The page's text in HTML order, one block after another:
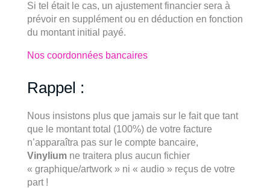
Si tel était le cas, un ajustement financier sera à
prévoir en supplément ou en déduction en fonction
du montant initial payé.
Nos coordonnées bancaires
Rappel :
Nous insistons plus que jamais sur le fait que tant
que le montant total (100%) de votre facture
n’apparaîtra pas sur le compte bancaire,
Vinyliumne traitera plus aucun fichier
« graphique/artwork » ni « audio » reçus de votre
part !